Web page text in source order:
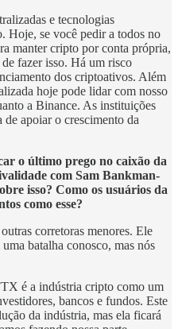
e tecnologias
Hoje, se você pedir a todos no
manter cripto por conta própria,
de fazer isso. Há um risco
dos criptoativos. Além
hoje pode lidar com nosso
a Binance. As instituições
de apoiar o crescimento da
o último prego no caixão da
com Sam Bankman-
isso? Como os usuários da
como esse?
corretoras menores. Ele
batalha conosco, mas nós
é a indústria cripto como um
bancos e fundos. Este
da indústria, mas ela ficará